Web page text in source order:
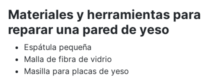
Materiales y herramientas para
reparar una pared de yeso
Espátula pequeña
Malla de fibra de vidrio
Masilla para placas de yeso